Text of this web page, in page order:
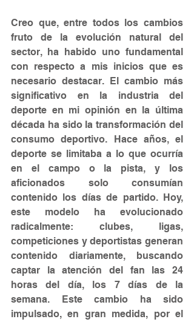
Creo que, entre todos los cambios
fruto de la evolución natural del
sector, ha habido uno fundamental
con respecto a mis inicios que es
necesario destacar. El cambio más
significativo en la industria del
deporte en mi opinión en la última
década ha sido la transformación del
consumo deportivo. Hace años, el
deporte se limitaba a lo que ocurría
en el campo o la pista, y los
aficionados solo consumían
contenido los días de partido. Hoy,
este modelo ha evolucionado
radicalmente: clubes, ligas,
competiciones y deportistas generan
contenido diariamente, buscando
captar la atención del fan las 24
horas del día, los 7 días de la
semana. Este cambio ha sido
impulsado, en gran medida, por el